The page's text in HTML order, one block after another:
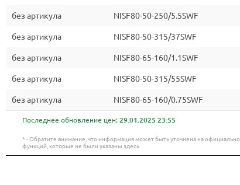
без артикула NISF80-50-250/5.5SWF
без артикула NISF80-50-315/37SWF
без артикула NISF80-65-160/1.1SWF
без артикула NISF80-50-315/55SWF
без артикула NISF80-65-160/0.75SWF
Последнее обновление цен: 29.01.2025 23:55
* - Обратите внимание, что информация может быть уточнена на
функций, которые не были указаны здесь